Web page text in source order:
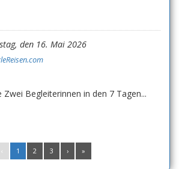
den 16. Mai 2026
Zwei Begleiterinnen in den 7 Tagen...
‹ 1 2 3 › »